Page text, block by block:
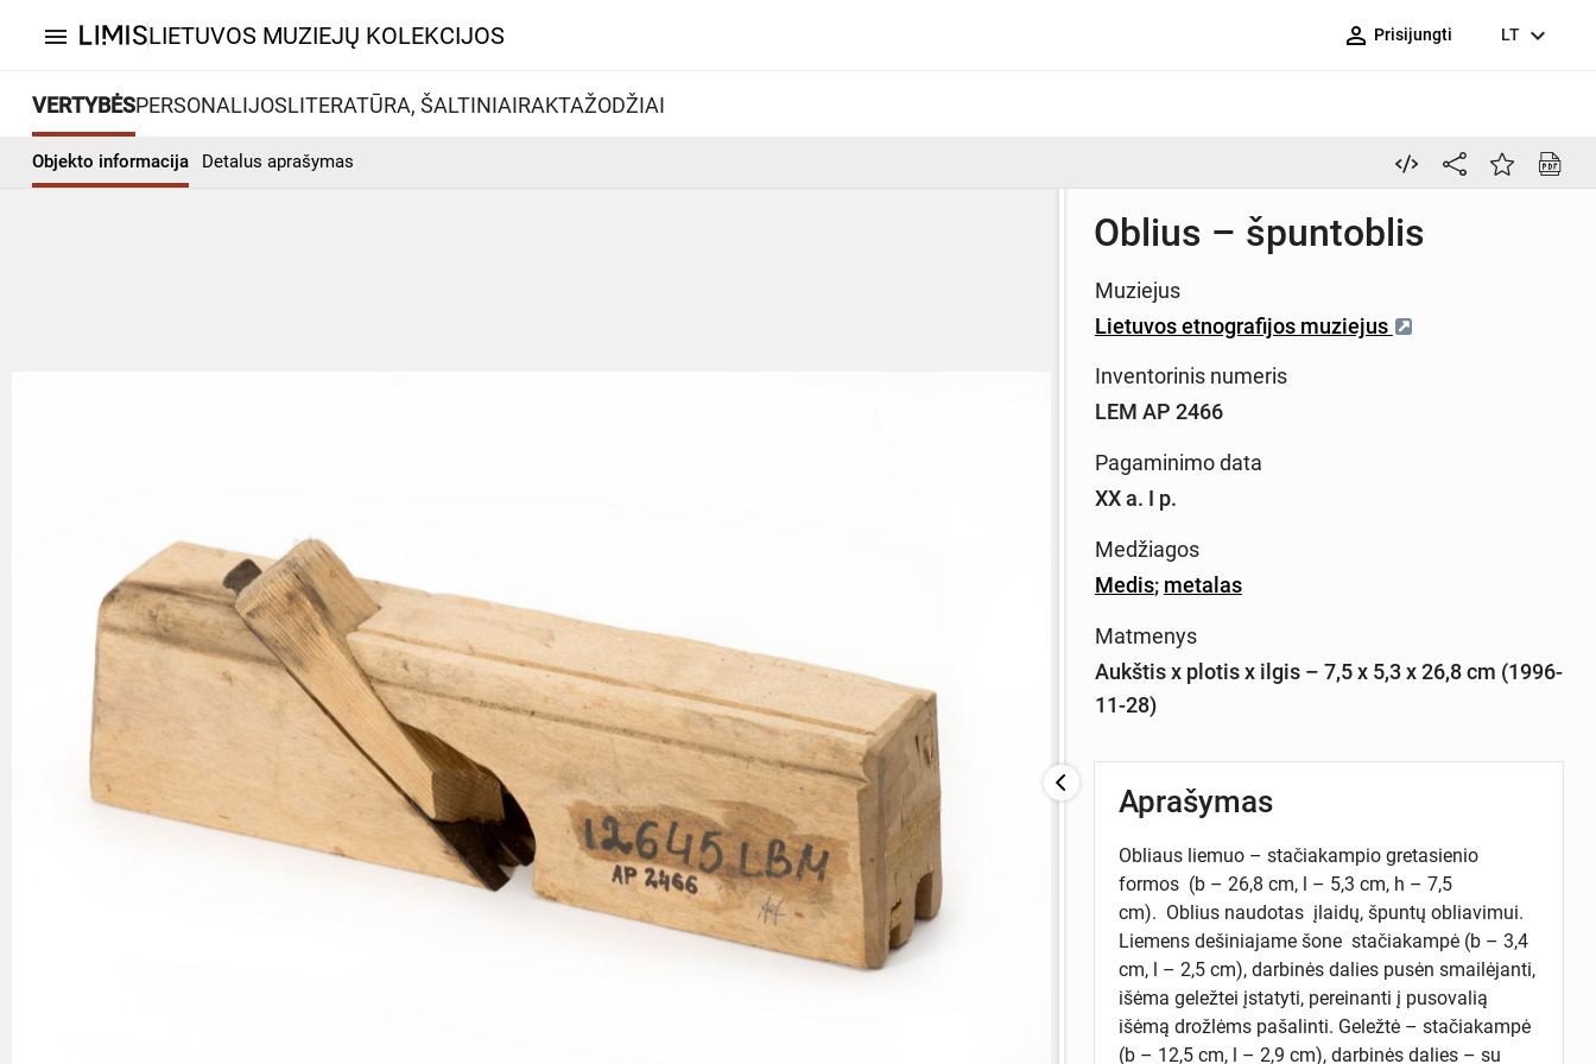
menu LIETUVOS MUZIEJŲ KOLEKCIJOS person_outline Prisijungti LT expand_more
VERTYBĖSPERSONALIJOSLITERATŪRA, ŠALTINIAIRAKTAŽODŽIAI
Objekto informacija Detalus aprašymas
Oblius – špuntoblis
Muziejus
Lietuvos etnografijos muziejus
Inventorinis numeris
LEM AP 2466
Pagaminimo data
XX a. I p.
Medžiagos
Medis; metalas
Matmenys
Aukštis x plotis x ilgis – 7,5 x 5,3 x 26,8 cm (1996-
11-28)
Aprašymas
Obliaus liemuo – stačiakampio gretasienio
formos (b – 26,8 cm, l – 5,3 cm, h – 7,5
cm). Oblius naudotas įlaidų, špuntų obliavimui.
Liemens dešiniajame šone stačiakampė (b – 3,4
cm, l – 2,5 cm), darbinės dalies pusėn smailėjanti,
išėma geležtei įstatyti, pereinanti į pusovalią
išėmą drožlėms pašalinti. Geležtė – stačiakampė
(b – 12,5 cm, l – 2,9 cm), darbinės dalies – su